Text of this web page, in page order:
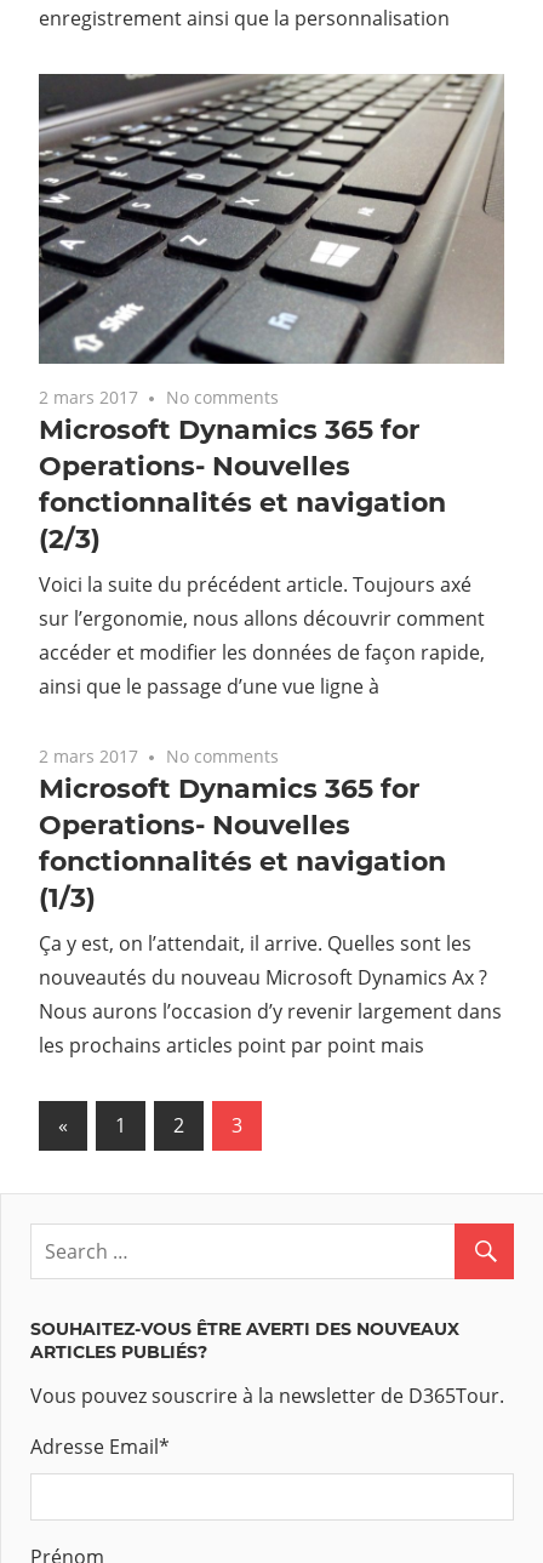
enregistrement ainsi que la personnalisation
2 mars 2017 No comments
Microsoft Dynamics 365 for
Operations- Nouvelles
fonctionnalités et navigation
(2/3)
Voici la suite du précédent article. Toujours axé
sur l’ergonomie, nous allons découvrir comment
accéder et modifier les données de façon rapide,
ainsi que le passage d’une vue ligne à
2 mars 2017 No comments
Microsoft Dynamics 365 for
Operations- Nouvelles
fonctionnalités et navigation
(1/3)
Ça y est, on l’attendait, il arrive. Quelles sont les
nouveautés du nouveau Microsoft Dynamics Ax ?
Nous aurons l’occasion d’y revenir largement dans
les prochains articles point par point mais
Navigation
des
articles
« Previous
Posts
1 2 3
SOUHAITEZ-VOUS ÊTRE AVERTI DES NOUVEAUX
ARTICLES PUBLIÉS?
Vous pouvez souscrire à la newsletter de D365Tour.
Adresse Email*
Prénom